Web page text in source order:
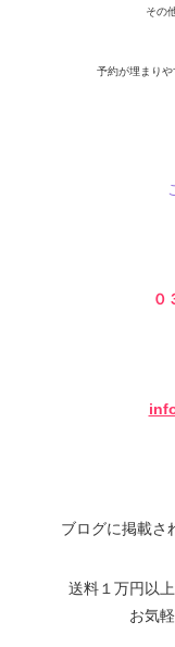
その
予約が埋まり
０
ブログに掲載さ
送料１万円以
お気